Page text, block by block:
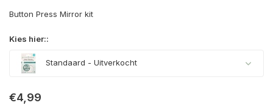
Button Press Mirror kit
Kies hier::
Standaard - Uitverkocht
€4,99